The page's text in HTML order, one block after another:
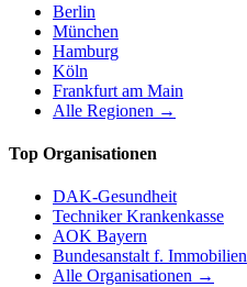
Berlin
München
Hamburg
Köln
Frankfurt am Main
Alle Regionen →
Top Organisationen
DAK-Gesundheit
Techniker Krankenkasse
AOK Bayern
Bundesanstalt f. Immobilien
Alle Organisationen →